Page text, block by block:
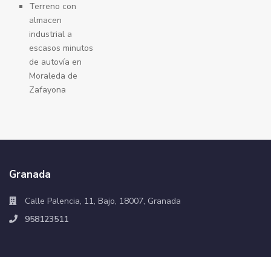
Terreno con
almacen
industrial a
escasos minutos
de autovía en
Moraleda de
Zafayona
Granada
Calle Palencia, 11, Bajo, 18007, Granada
958123511